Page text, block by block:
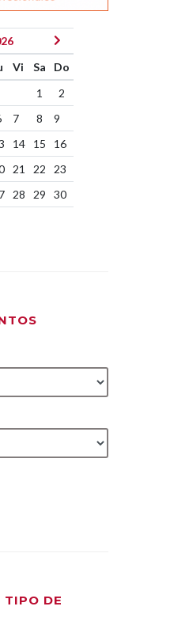
Vi Sa
Do
1
2
7 8
9
14 15
16
21 22
23
28 29
30
TIPO DE